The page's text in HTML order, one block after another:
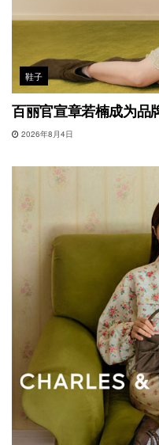
鞋子
百丽官宣章若楠成为品
2026年8月4日